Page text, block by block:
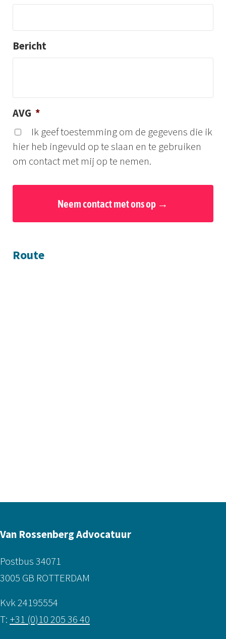
Bericht
AVG *
Ik geef toestemming om de gegevens die ik
hier heb ingevuld op te slaan en te gebruiken
om contact met mij op te nemen.
Route
Van Rossenberg Advocatuur
Postbus 34071
3005 GB ROTTERDAM
Kvk 24195554
T: +31 (0)10 205 36 40